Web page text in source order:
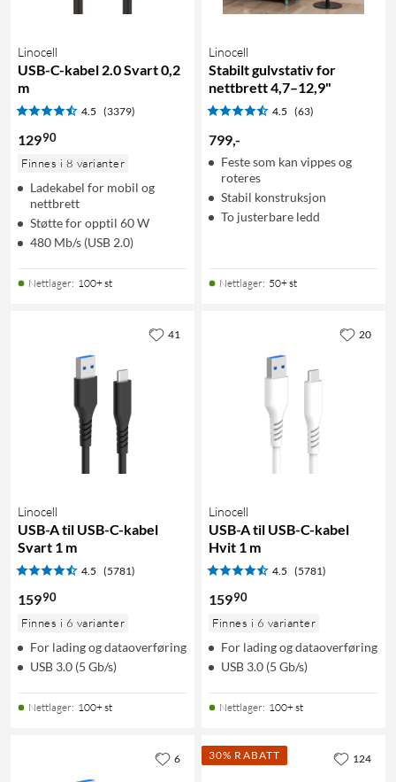
Linocell
USB-C-kabel 2.0 Svart 0,2
m
4.5 (3379)
12990
Finnes i 8 varianter
Ladekabel for mobil og
nettbrett
Støtte for opptil 60 W
480 Mb/s (USB 2.0)
Nettlager: 100+ st
Linocell
Stabilt gulvstativ for
nettbrett 4,7–12,9"
4.5 (63)
799-
Feste som kan vippes og
roteres
Stabil konstruksjon
To justerbare ledd
Nettlager: 50+ st
Linocell
USB-A til USB-C-kabel
Svart 1 m
4.5 (5781)
15990
Finnes i 6 varianter
For lading og dataoverføring
USB 3.0 (5 Gb/s)
Nettlager: 100+ st
41
Linocell
USB-A til USB-C-kabel
Hvit 1 m
4.5 (5781)
15990
Finnes i 6 varianter
For lading og dataoverføring
USB 3.0 (5 Gb/s)
Nettlager: 100+ st
20
6 30% RABATT 124